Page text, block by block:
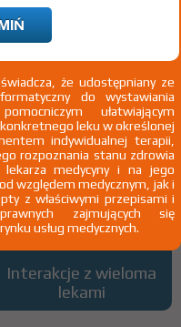
ATC
Interakcje z wieloma
lekami
że udostępniany ze
do wystawiania
ułatwiającym
leku w określonej
indywidualnej terapii,
rozpoznania stanu zdrowia
medycyny i na jego
względem medycznym, jak i
z właściwymi przepisami i
zajmujących się
usług medycznych.